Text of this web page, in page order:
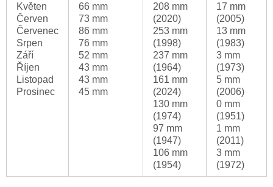
Květen
Červen
Červenec
Srpen
Září
Říjen
Listopad
Prosinec
66 mm
73 mm
86 mm
76 mm
52 mm
43 mm
43 mm
45 mm
208 mm
(2020)
253 mm
(1998)
237 mm
(1964)
161 mm
(2024)
130 mm
(1974)
97 mm
(1947)
106 mm
(1954)
17 mm
(2005)
13 mm
(1983)
3 mm
(1973)
5 mm
(2006)
0 mm
(1951)
1 mm
(2011)
3 mm
(1972)